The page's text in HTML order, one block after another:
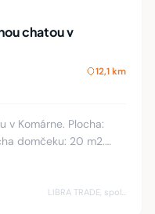
chatou v
12,1 km
v Komárne. Plocha:
domčeku: 20 m2.
Na pozemku sa
LIBRA TRADE, spol.s.r.o.